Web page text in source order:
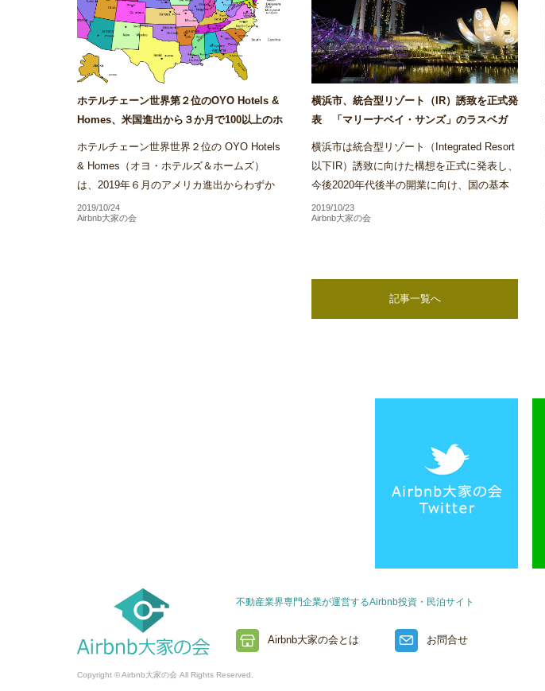
ホテルチェーン世界第２位のOYO Hotels &
Homes、米国進出から３か月で100以上のホ
テルを展開～Airstair
ホテルチェーン世界世界２位の OYO Hotels
& Homes（オヨ・ホテルズ＆ホームズ）
は、2019年６月のアメリカ進出からわずか
３か月で同社が展開するホテル施設数がアメ
リカ国内だけで100を...
2019/10/24
Airbnb大家の会
横浜市、統合型リゾート（IR）誘致を正式発
表 「マリーナベイ・サンズ」のラスベガ
ス・サンズも参入意欲～Airstair
横浜市は統合型リゾート（Integrated Resort
以下IR）誘致に向けた構想を正式に発表し、
今後2020年代後半の開業に向け、国の基本
方針を受けた実施方針の策定やIR事業者決定
といった本格的な検...
2019/10/23
Airbnb大家の会
記事一覧へ
不動産業界専門企業が運営するAirbnb投資・民泊サイト
Airbnb大家の会とは お問合せ
Copyright © Airbnb大家の会 All Rights Reserved.